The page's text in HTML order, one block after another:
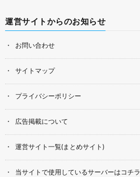
運営サイトからのお知らせ
お問い合わせ
サイトマップ
プライバシーポリシー
広告掲載について
運営サイト一覧(まとめサイト)
当サイトで使用しているサーバーはコチラ